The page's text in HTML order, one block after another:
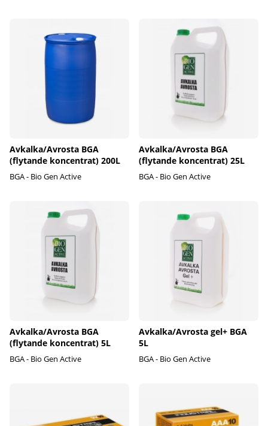
Avkalka/Avrosta BGA
(flytande koncentrat) 200L
BGA - Bio Gen Active
Avkalka/Avrosta BGA
(flytande koncentrat) 25L
BGA - Bio Gen Active
Avkalka/Avrosta BGA
(flytande koncentrat) 5L
BGA - Bio Gen Active
Avkalka/Avrosta gel+ BGA
5L
BGA - Bio Gen Active